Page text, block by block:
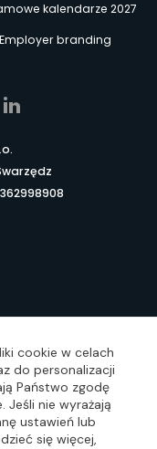
kalendarze 2027
Employer branding
cookie w celach
do personalizacji
Państwo zgodę
Jeśli nie wyrażają
ustawień lub
się więcej,